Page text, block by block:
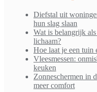
Diefstal uit
hun slag slaan
Wat is belangrijk
lichaam?
Hoe laat je een tuin
Vleesmessen:
keuken
Zonneschermen in
meer comfort